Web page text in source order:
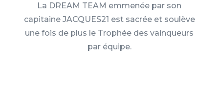
La DREAM TEAM emmenée par son
capitaine JACQUES21 est sacrée et soulève
une fois de plus le Trophée des vainqueurs
par équipe.